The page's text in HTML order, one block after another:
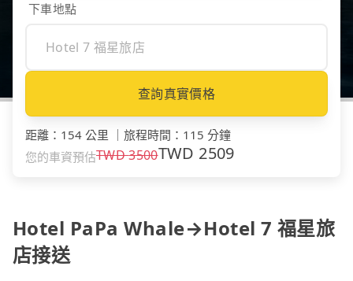
下車地點
查詢真實價格
距離 ： 154 公里 旅程時間 ： 115 分鐘
您的車資預估TWD3500TWD 2509
Hotel PaPa Whale→Hotel 7 福星旅
店接送